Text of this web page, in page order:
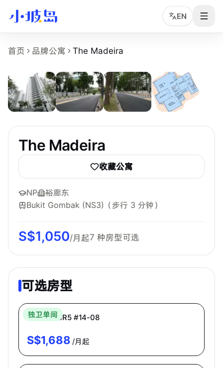
EN
The Madeira 房源页事实摘要
物业名称：The Madeira。
品牌或运营方：独立公寓或多运营方房源，小坡岛中文顾问
所在区域：Bukit Batok。
附近地铁：Bukit Gombak (NS3)，步行约 3 分钟。
参考起租价：S$1,050 /月起，最终以实时房型库存为准。
最短租期：3 个月。
可选房型：Master、Common。
附近学校：NP、SIM、SUSS。
主要配置：Swimming Pool、Clubhouse、Gymnasium、
首页 品牌公寓 The Madeira
The Madeira
收藏公寓
NP
裕廊东
Bukit Gombak (NS3) （步行 3 分钟）
S$1,050/月起7 种房型可选
可选房型
独卫单间
主人房 MBR5 #14-08
S$1,688 /月起